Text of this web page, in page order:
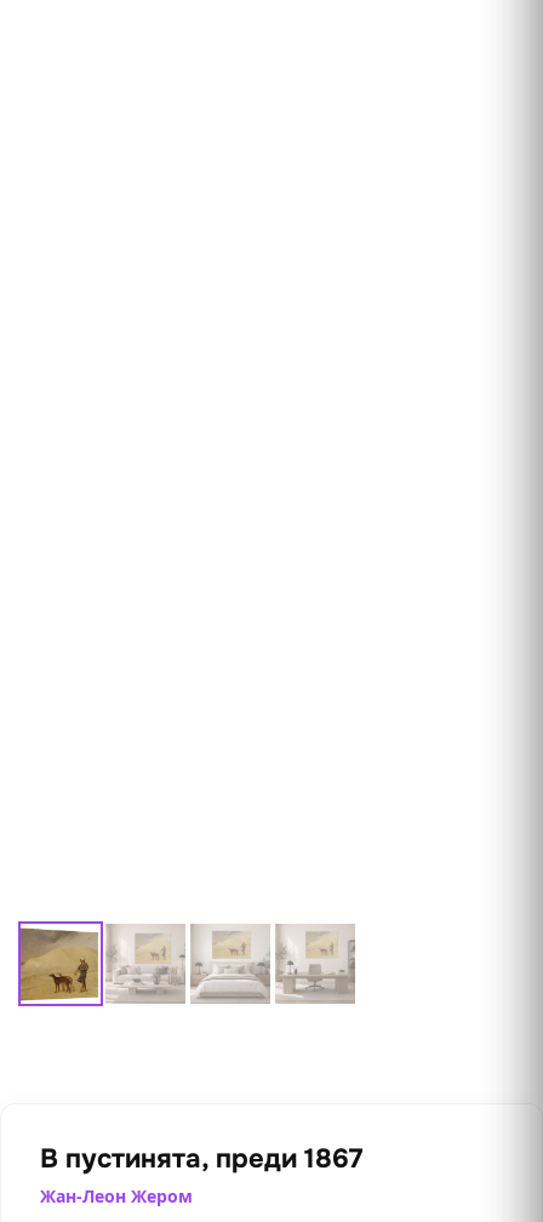
В пустинята, преди 1867
Жан-Леон Жером